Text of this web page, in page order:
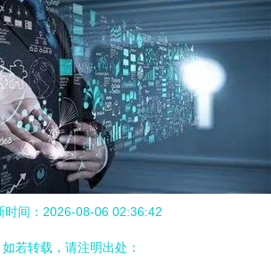
时间：2026-08-06 02:36:42
如若转载，请注明出处：